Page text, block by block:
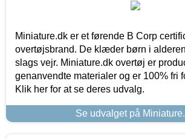
Miniature.dk er et førende B Corp
overtøjsbrand. De klæder børn i
slags vejr. Miniature.dk overtøj er
genanvendte materialer og er 100% fri
Klik her for at se deres udvalg.
Se udvalget på